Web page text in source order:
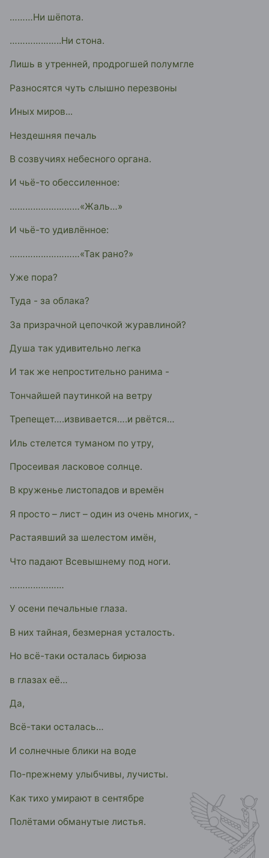
………Ни шёпота.
………………..Ни стона.
Лишь в утренней, продрогшей полумгле
Разносятся чуть слышно перезвоны
Иных миров...
Нездешняя печаль
В созвучиях небесного органа.
И чьё-то обессиленное:
………………………«Жаль…»
И чьё-то удивлённое:
………………………«Так рано?»
Уже пора?
Туда - за облака?
За призрачной цепочкой журавлиной?
Душа так удивительно легка
И так же непростительно ранима -
Тончайшей паутинкой на ветру
Трепещет….извивается….и рвётся…
Иль стелется туманом по утру,
Просеивая ласковое солнце.
В круженье листопадов и времён
Я просто – лист – один из очень многих, -
Растаявший за шелестом имён,
Что падают Всевышнему под ноги.
…………………
У осени печальные глаза.
В них тайная, безмерная усталость.
Но всё-таки осталась бирюза
в глазах её…
Да,
Всё-таки осталась…
И солнечные блики на воде
По-прежнему улыбчивы, лучисты.
Как тихо умирают в сентябре
Полётами обманутые листья.